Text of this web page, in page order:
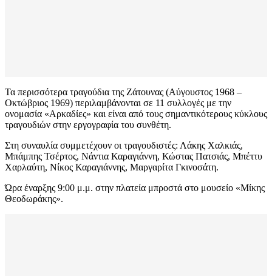
Τα περισσότερα τραγούδια της Ζάτουνας (Αύγουστος 1968 –
Οκτώβριος 1969) περιλαμβάνονται σε 11 συλλογές με την
ονομασία «Αρκαδίες» και είναι από τους σημαντικότερους κύκλους
τραγουδιών στην εργογραφία του συνθέτη.
Στη συναυλία συμμετέχουν οι τραγουδιστές: Λάκης Χαλκιάς,
Μπάμπης Τσέρτος, Νάντια Καραγιάννη, Κώστας Πατσιάς, Μπέττυ
Χαρλαύτη, Νίκος Καραγιάννης, Μαργαρίτα Γκινοσάτη.
Ώρα έναρξης 9:00 μ.μ. στην πλατεία μπροστά στο μουσείο «Μίκης
Θεοδωράκης».